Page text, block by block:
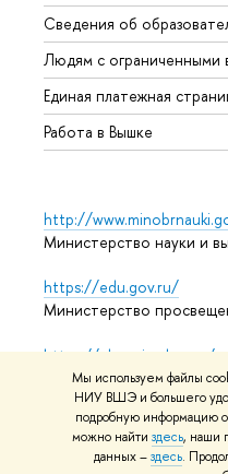
Мы используем файлы
НИУ ВШЭ и большего
подробную информацию
можно найти здесь, наши
данных –здесь.
Сведения об
Людям с ограниченными
Единая платежная
Работа в Вышке
http://
Министерство науки и
https://edu.gov.ru/
Министерство
https://elearning.hse.ru/
Массовые открытые
© НИУ ВШЭ 1993–2026